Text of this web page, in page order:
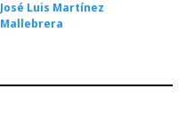
José Luis Martínez
Mallebrera